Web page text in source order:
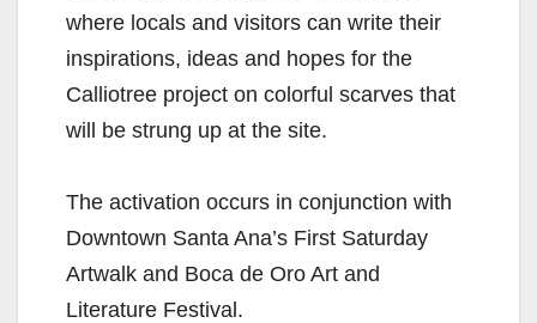
where locals and visitors can write their
inspirations, ideas and hopes for the
Calliotree project on colorful scarves that
will be strung up at the site.
The activation occurs in conjunction with
Downtown Santa Ana’s First Saturday
Artwalk and Boca de Oro Art and
Literature Festival.